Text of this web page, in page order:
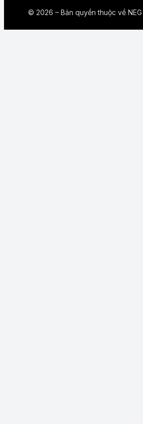
© 2026 – Bản quyền thuộc về